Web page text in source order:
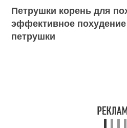
Петрушки корень для
эффективное
петрушки